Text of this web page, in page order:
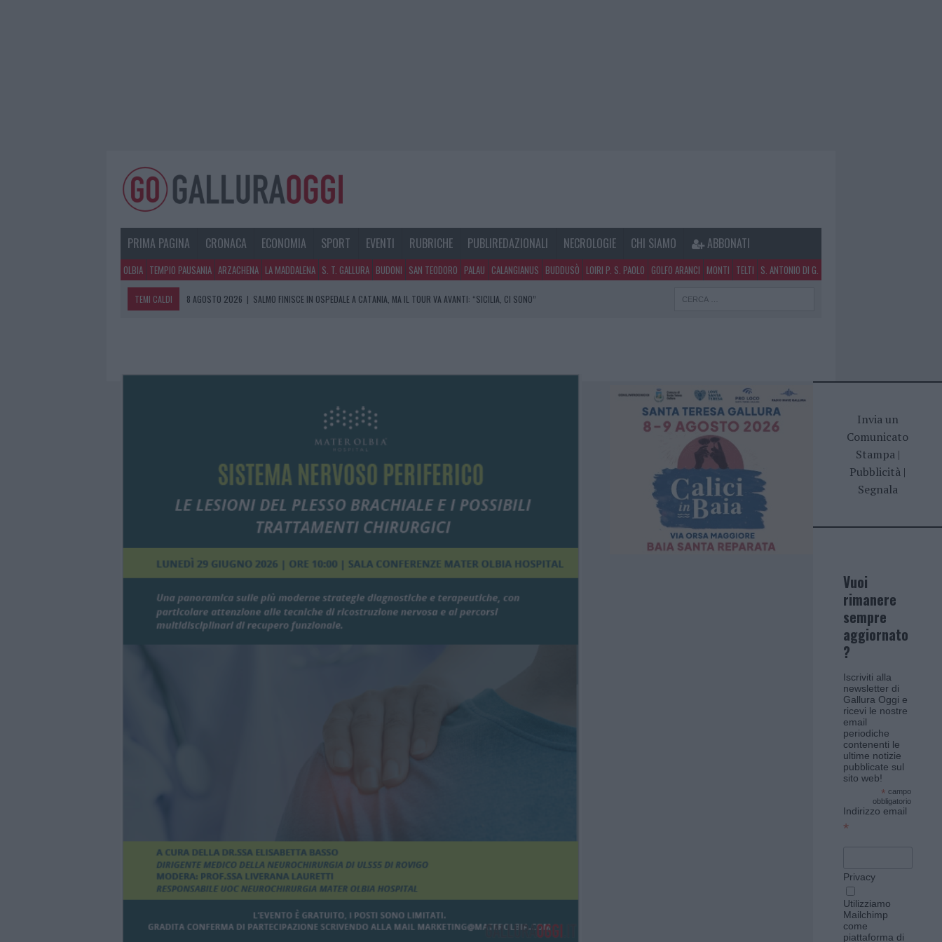
PRIMA PAGINA CRONACA ECONOMIA SPORT EVENTI RUBRICHE PUBLIREDAZIONALI NECROLOGIE CHI SIAMO ABBONATI
OLBIA TEMPIO PAUSANIA ARZACHENA LA MADDALENA S. T. GALLURA BUDONI SAN TEODORO PALAU CALANGIANUS BUDDUSÒ LOIRI P. S. PAOLO GOLFO ARANCI MONTI TELTI S. ANTONIO DI G.
TEMI CALDI 8 AGOSTO 2026 | SALMO FINISCE IN OSPEDALE A CATANIA, MA IL TOUR VA AVANTI: “SICILIA, CI SONO”
Invia un
Comunicato
Stampa|
Pubblicità |
Segnala
Vuoi
rimanere
sempre
aggiornato
?
Iscriviti alla
newsletter di
Gallura Oggi e
ricevi le nostre
email
periodiche
contenenti le
ultime notizie
pubblicate sul
sito web!
* campo
obbligatorio
Indirizzo email
*
Privacy
Utilizziamo
Mailchimp
come
piattaforma di